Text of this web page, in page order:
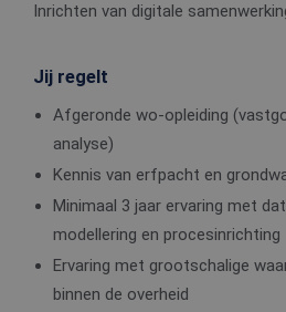
Inrichten van digitale
Jij regelt
Afgeronde wo-opleiding
analyse)
Kennis van erfpacht en
Minimaal 3 jaar ervaring met
modellering en procesinrichting
Ervaring met grootschalige
binnen de overheid